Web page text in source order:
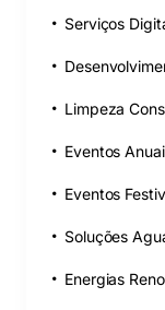
Serviços
Limpeza
Eventos
Eventos
Soluções
Energias